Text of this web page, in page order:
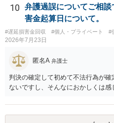
かすには早すぎるので執行官送達
せん。裁判所としては（あまりに
い可能性もありますし、執行官送
は裁判所へ相談した方がよいと思い
10
弁護過誤についてご相
害金起算日について。
#遅延損害金回収 #個人・プライベート #
2026年7月23日
匿名A 弁護士
判決の確定して初めて不法行為が
ないですし、そんなにおかしくは感